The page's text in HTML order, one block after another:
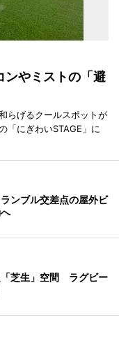
ンやミストの「避
らげるクールスポットが
「にぎわいSTAGE」に
ンブル交差点の屋外ビ
「芝生」空間 ラグビー